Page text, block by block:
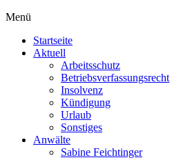
Menü
Startseite
Aktuell
Arbeitsschutz
Betriebsverfassungsrecht
Insolvenz
Kündigung
Urlaub
Sonstiges
Anwälte
Sabine Feichtinger